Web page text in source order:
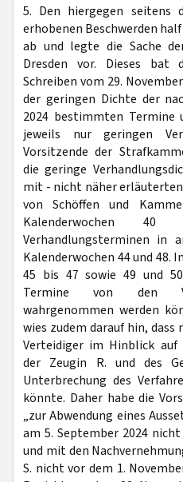
5. Den hiergegen seitens
erhobenen Beschwerden
ab und legte die Sache
Dresden vor. Dieses bat
Schreiben vom 29.
der geringen Dichte der
2024 bestimmten Termine
jeweils nur geringen
Vorsitzende der
die geringe
mit - nicht näher
von Schöffen und
Kalenderwochen
Verhandlungsterminen in
Kalenderwochen 44 und 48.
45 bis 47 sowie 49 und
Termine von den
wahrgenommen werden
wies zudem darauf hin, dass
Verteidiger im Hinblick auf
der Zeugin R. und des
Unterbrechung des
könnte. Daher habe die
„zur Abwendung eines
am 5. September 2024
und mit den
S. nicht vor dem 1.